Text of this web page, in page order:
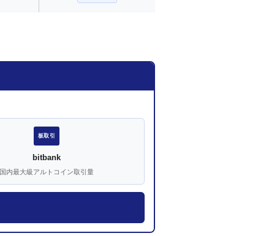
板取引
bitbank
国内最大級アルトコイン取引量